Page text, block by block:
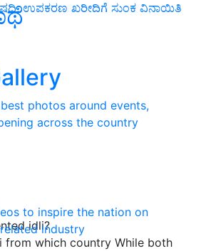
photos around events,
across the country
to inspire the nation on
industry
ಉಪಕರಣ ಖರೀದಿಗೆ ಸುಂಕ ವಿನಾಯಿತಿ
idli?
from which country While both